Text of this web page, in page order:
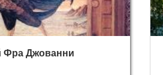
Фра Джованни